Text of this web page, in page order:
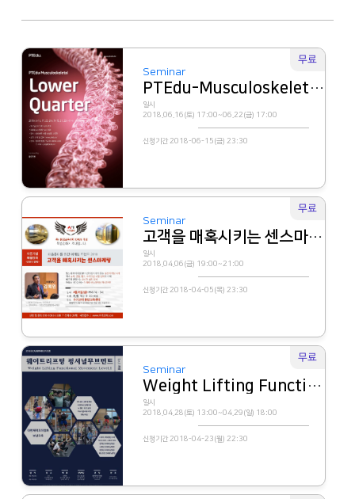
무료
Seminar
PTEdu-Musculoskeletal Lower Quarter
일시
2018.06.16(토) 17:00~06.22(금) 17:00
신청기간 2018-06-15(금) 23:30
무료
Seminar
고객을 매혹시키는 센스마케팅
일시
2018.04.06(금) 19:00~21:00
신청기간 2018-04-05(목) 23:30
무료
Seminar
Weight Lifting Functional Movement Level.1
일시
2018.04.28(토) 13:00~04.29(일) 18:00
신청기간 2018-04-23(월) 22:30